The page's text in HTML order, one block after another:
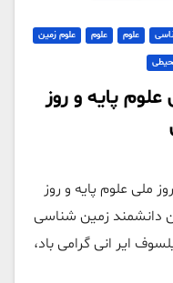
علوم علوم علوم زمین
پایه و روز
ملی علوم پایه و روز
دانشمند زمین شناسی
ایر انی گرامی باد،